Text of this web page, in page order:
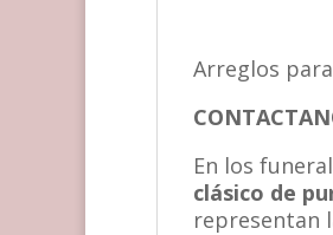
Arreglos
En los
clásico de
representan